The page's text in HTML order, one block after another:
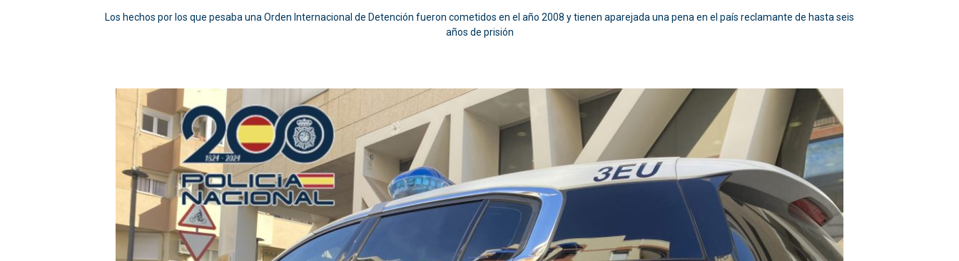
Los hechos por los que pesaba una Orden Internacional de Detención fueron cometidos en el año 2008 y tienen aparejada una pena en el país reclamante de hasta seis
años de prisión